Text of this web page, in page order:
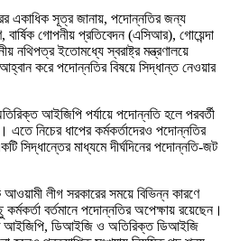
একাধিক সূত্র জানায়, পদোন্নতির জন্য
বার্ষিক গোপনীয় প্রতিবেদন (এসিআর), গোয়েন্দা
নথিপত্র ইতোমধ্যে স্বরাষ্ট্র মন্ত্রণালয়ে
করে পদোন্নতির বিষয়ে সিদ্ধান্ত নেওয়ার
আইজিপি পর্যায়ে পদোন্নতি হলে পরবর্তী
নিচের ধাপের কর্মকর্তাদেরও পদোন্নতির
সিদ্ধান্তের মাধ্যমে দীর্ঘদিনের পদোন্নতি-জট
লীগ সরকারের সময়ে বিভিন্ন কারণে
বর্তমানে পদোন্নতির অপেক্ষায় রয়েছেন।
আইজিপি, ডিআইজি ও অতিরিক্ত ডিআইজি